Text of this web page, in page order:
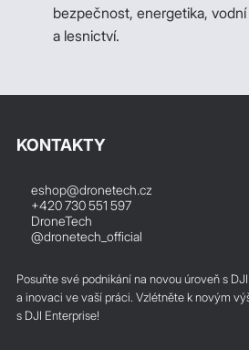
bezpečnost, energetika,
a lesnictví.
KONTAKTY
eshop@dronetech.cz
+420 730 551 597
DroneTech
@dronetech_official
Posuňte své podnikání na novou úroveň s
a inovaci ve vaší práci. Vzlétněte k novým
s DJI Enterprise!